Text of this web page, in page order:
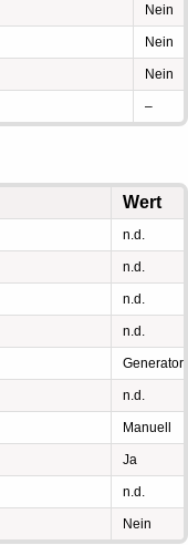
Nein
Nein
Nein
–
Wert
n.d.
n.d.
n.d.
n.d.
Generator
n.d.
Manuell
Ja
n.d.
Nein